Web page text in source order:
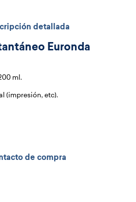
detallada
Euronda
ml.
(impresión, etc).
de compra